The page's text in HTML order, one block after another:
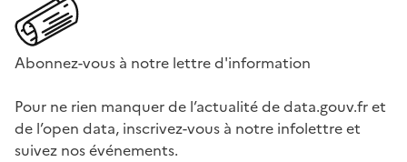
Abonnez-vous à notre lettre d'information
Pour ne rien manquer de l’actualité de data.gouv.fr et
de l’open data, inscrivez-vous à notre infolettre et
suivez nos événements.